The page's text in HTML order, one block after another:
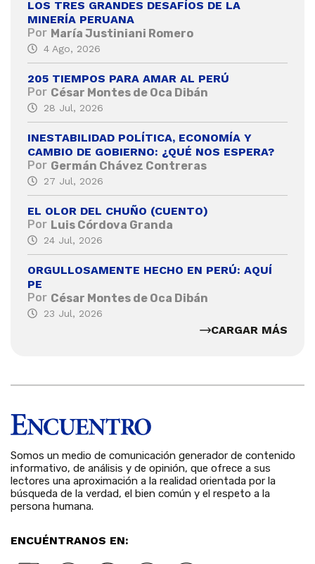
LOS TRES GRANDES DESAFÍOS DE LA
MINERÍA PERUANA
Por María Justiniani Romero
4 Ago, 2026
205 TIEMPOS PARA AMAR AL PERÚ
Por César Montes de Oca Dibán
28 Jul, 2026
INESTABILIDAD POLÍTICA, ECONOMÍA Y
CAMBIO DE GOBIERNO: ¿QUÉ NOS ESPERA?
Por Germán Chávez Contreras
27 Jul, 2026
EL OLOR DEL CHUÑO (CUENTO)
Por Luis Córdova Granda
24 Jul, 2026
ORGULLOSAMENTE HECHO EN PERÚ: AQUÍ
PE
Por César Montes de Oca Dibán
23 Jul, 2026
CARGAR MÁS
Somos un medio de comunicación generador de contenido
informativo, de análisis y de opinión, que ofrece a sus
lectores una aproximación a la realidad orientada por la
búsqueda de la verdad, el bien común y el respeto a la
persona humana.
ENCUÉNTRANOS EN: